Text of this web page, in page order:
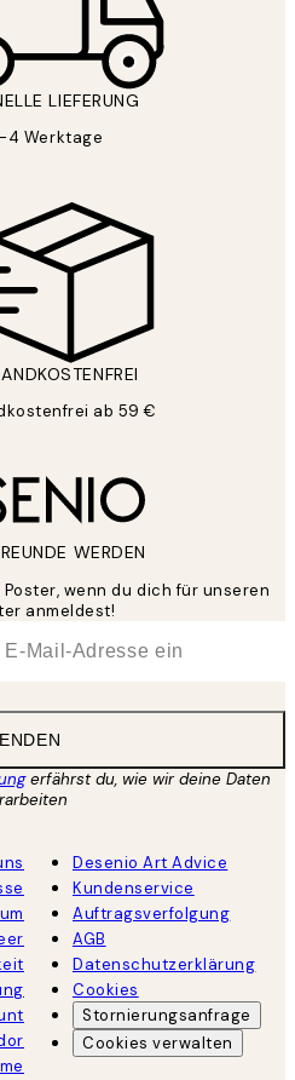
LIEFERUNG
4 Werktage
ab 59 €
WERDEN
wenn du dich für unseren
anmeldest!
erfährst du, wie wir deine Daten
Desenio Art Advice
Kundenservice
Auftragsverfolgung
AGB
Datenschutzerklärung
Cookies
Stornierungsanfrage
Cookies verwalten